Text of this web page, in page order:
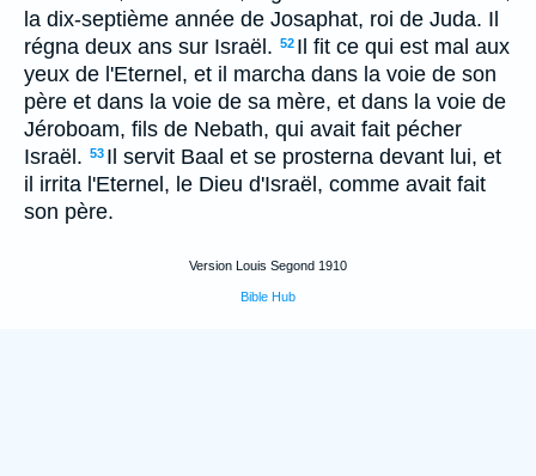
la dix-septième année de Josaphat, roi de Juda. Il
régna deux ans sur Israël. 52 Il fit ce qui est mal aux
yeux de l'Eternel, et il marcha dans la voie de son
père et dans la voie de sa mère, et dans la voie de
Jéroboam, fils de Nebath, qui avait fait pécher
Israël. 53 Il servit Baal et se prosterna devant lui, et
il irrita l'Eternel, le Dieu d'Israël, comme avait fait
son père.
Version Louis Segond 1910
Bible Hub